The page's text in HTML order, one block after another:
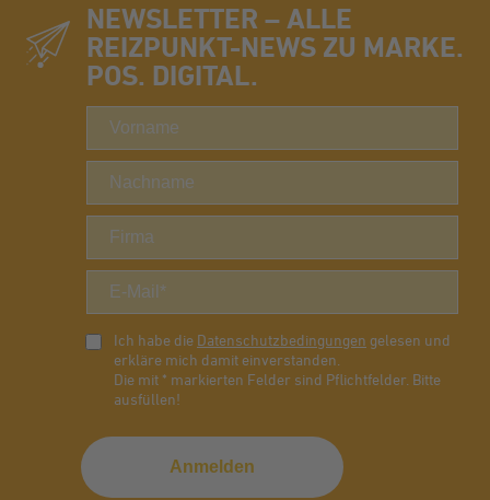
NEWSLETTER – ALLE
REIZPUNKT-NEWS ZU MARKE.
POS. DIGITAL.
Ich habe die Datenschutzbedingungen gelesen und
erkläre mich damit einverstanden.
Die mit * markierten Felder sind Pflichtfelder. Bitte
ausfüllen!